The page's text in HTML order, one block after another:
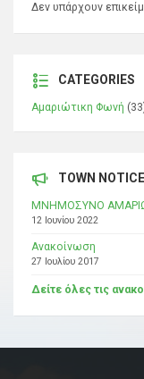
Δεν υπάρχουν
CATEGORIES
Αμαριώτικη Φωνή
TOWN
ΜΝΗΜΟΣΥΝΟ
12 Ιουνίου 2022
Ανακοίνωση
27 Ιουλίου 2017
Δείτε όλες τις